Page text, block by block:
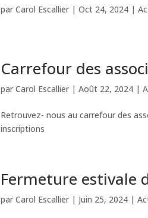
parCarol Escallier |Oct 24, 2024 |
Carrefour des
parCarol Escallier |Août 22, 2024 |
Retrouvez- nous au carrefour des
inscriptions
Fermeture estivale
parCarol Escallier | Juin 25, 2024 |